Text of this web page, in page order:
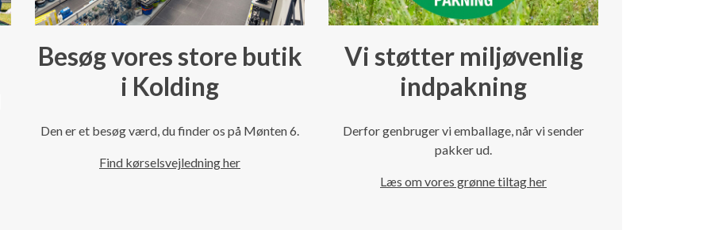
Besøg vores store butik
i Kolding
Den er et besøg værd, du finder os på Mønten 6.
Find kørselsvejledning her
Vi støtter miljøvenlig
indpakning
Derfor genbruger vi emballage, når vi sender
pakker ud.
Læs om vores grønne tiltag her